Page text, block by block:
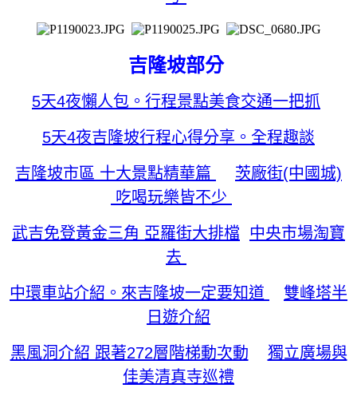
吉隆坡部分
5天4夜懶人包。行程景點美食交通一把抓
5天4夜吉隆坡行程心得分享。全程趣談
吉隆坡市區 十大景點精華篇
茨廠街(中國城)
吃喝玩樂皆不少
武吉免登黃金三角 亞羅街大排檔
中央市場淘寶
去
中環車站介紹。來吉隆坡一定要知道
雙峰塔半
日遊介紹
黑風洞介紹 跟著272層階梯動次動
獨立廣場與
佳美清真寺巡禮